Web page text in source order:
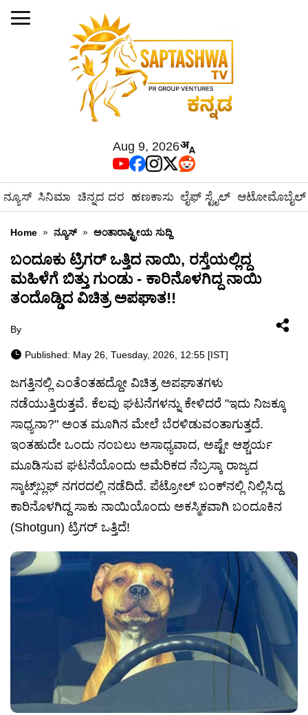
Aug 9, 2026
ನ್ಯೂಸ್ ಸಿನಿಮಾ ಚಿನ್ನದ ದರ ಹಣಕಾಸು ಲೈಫ್ ಸ್ಟೈಲ್ ಆಟೋಮೊಬೈಲ್
Home » ನ್ಯೂಸ್ » ಅಂತಾರಾಷ್ಟ್ರೀಯ ಸುದ್ದಿ
ಬಂದೂಕು ಟ್ರಿಗರ್ ಒತ್ತಿದ ನಾಯಿ, ರಸ್ತೆಯಲ್ಲಿದ್ದ
ಮಹಿಳೆಗೆ ಬಿತ್ತು ಗುಂಡು - ಕಾರಿನೊಳಗಿದ್ದ ನಾಯಿ
ತಂದೊಡ್ಡಿದ ವಿಚಿತ್ರ ಅಪಘಾತ!!
By
Published: May 26, Tuesday, 2026, 12:55 [IST]
ಜಗತ್ತಿನಲ್ಲಿ ಎಂತೆಂತಹದ್ದೋ ವಿಚಿತ್ರ ಅಪಘಾತಗಳು
ನಡೆಯುತ್ತಿರುತ್ತವೆ. ಕೆಲವು ಘಟನೆಗಳನ್ನು ಕೇಳಿದರೆ "ಇದು ನಿಜಕ್ಕೂ
ಸಾಧ್ಯನಾ?" ಅಂತ ಮೂಗಿನ ಮೇಲೆ ಬೆರಳಿಡುವಂತಾಗುತ್ತದೆ.
ಇಂತಹುದೇ ಒಂದು ನಂಬಲು ಅಸಾಧ್ಯವಾದ, ಅಷ್ಟೇ ಆಶ್ಚರ್ಯ
ಮೂಡಿಸುವ ಘಟನೆಯೊಂದು ಅಮೆರಿಕದ ನೆಬ್ರಸ್ಕಾ ರಾಜ್ಯದ
ಸ್ಕಾಟ್ಸ್‌ಬ್ಲಫ್ ನಗರದಲ್ಲಿ ನಡೆದಿದೆ. ಪೆಟ್ರೋಲ್ ಬಂಕ್‌ನಲ್ಲಿ ನಿಲ್ಲಿಸಿದ್ದ
ಕಾರಿನೊಳಗಿದ್ದ ಸಾಕು ನಾಯಿಯೊಂದು ಅಕಸ್ಮಿಕವಾಗಿ ಬಂದೂಕಿನ
(Shotgun) ಟ್ರಿಗರ್ ಒತ್ತಿದೆ!